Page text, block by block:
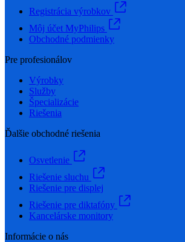
Registrácia výrobkov
Môj účet MyPhilips
Obchodné podmienky
Pre profesionálov
Výrobky
Služby
Špecializácie
Riešenia
Ďalšie obchodné riešenia
Osvetlenie
Riešenie sluchu
Riešenie pre displej
Riešenie pre diktafóny
Kancelárske monitory
Informácie o nás